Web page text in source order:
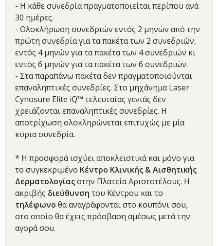
- Η κάθε συνεδρία πραγματοποιείται περίπου ανά
30 ημέρες.
- Ολοκλήρωση συνεδριών εντός 2 μηνών από την
πρώτη συνεδρία για τα πακέτα των 2 συνεδριών,
εντός 4 μηνών για τα πακέτα των 4 συνεδριών κι
εντός 6 μηνών για τα πακέτα των 6 συνεδριών.
- Στα παραπάνω πακέτα δεν πραγματοποιούνται
επαναληπτικές συνεδρίες. Στο μηχάνημα Laser
Cynosure Elite iQ™ τελευταίας γενιάς δεν
χρειάζονται επαναληπτικές συνεδρίες. Η
αποτρίχωση ολοκληρώνεται επιτυχώς με μία
κύρια συνεδρία.
* Η προσφορά ισχύει αποκλειστικά και μόνο για
το συγκεκριμένο Κέντρο Κλινικής & Αισθητικής
Δερματολογίαςστην Πλατεία Αριστοτέλους. Η
ακριβής διεύθυνση του Κέντρου και το
τηλέφωνο θα αναγράφονται στο κουπόνι σου,
στο οποίο θα έχεις πρόσβαση αμέσως μετά την
αγορά σου.